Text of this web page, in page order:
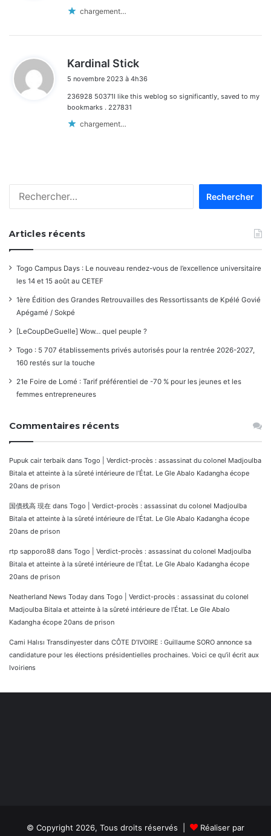
chargement…
Kardinal Stick
t
5 novembre 2023 à 4h36
236928 50371I like this weblog so significantly, saved to my
bookmarks . 227831
chargement…
Articles récents
Togo Campus Days : Le nouveau rendez-vous de l’excellence universitaire
les 14 et 15 août au CETEF
1ère Édition des Grandes Retrouvailles des Ressortissants de Kpélé Govié
Apégamé / Sokpé
[LeCoupDeGuelle] Wow… quel peuple ?
Togo : 5 707 établissements privés autorisés pour la rentrée 2026-2027,
160 restés sur la touche
21e Foire de Lomé : Tarif préférentiel de -70 % pour les jeunes et les
femmes entrepreneures
Commentaires récents
Pupuk cair terbaik dans Togo | Verdict-procès : assassinat du colonel Madjoulba
Bitala et atteinte à la sûreté intérieure de l’État. Le Gle Abalo Kadangha écope
20ans de prison
国債残高 現在 dans Togo | Verdict-procès : assassinat du colonel Madjoulba
Bitala et atteinte à la sûreté intérieure de l’État. Le Gle Abalo Kadangha écope
20ans de prison
rtp sapporo88 dans Togo | Verdict-procès : assassinat du colonel Madjoulba
Bitala et atteinte à la sûreté intérieure de l’État. Le Gle Abalo Kadangha écope
20ans de prison
Neatherland News Today dans Togo | Verdict-procès : assassinat du colonel
Madjoulba Bitala et atteinte à la sûreté intérieure de l’État. Le Gle Abalo
Kadangha écope 20ans de prison
Cami Halısı Transdinyester dans CÔTE D’IVOIRE : Guillaume SORO annonce sa
candidature pour les élections présidentielles prochaines. Voici ce qu’il écrit aux
Ivoiriens
© Copyright 2026, Tous droits réservés | Réaliser par